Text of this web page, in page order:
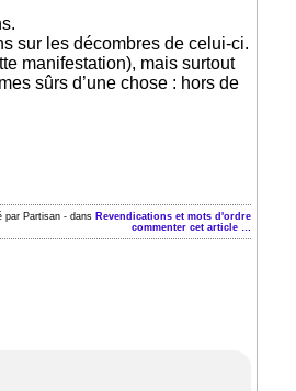
sur les décombres de celui-ci.
manifestation), mais surtout
sûrs d’une chose : hors de
par Partisan -dans Revendications et mots d'ordre
commenter cet article …